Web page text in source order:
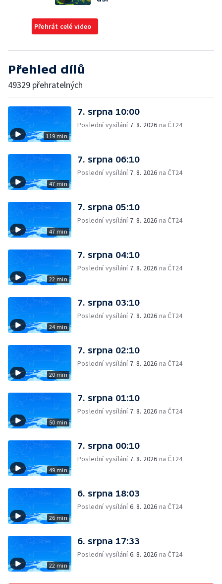
Přehrát celé video
Přehled dílů
49329 přehratelných
119 min
7. srpna 10:00
Poslední vysílání 7. 8. 2026 na ČT24
47 min
7. srpna 06:10
Poslední vysílání 7. 8. 2026 na ČT24
47 min
7. srpna 05:10
Poslední vysílání 7. 8. 2026 na ČT24
22 min
7. srpna 04:10
Poslední vysílání 7. 8. 2026 na ČT24
24 min
7. srpna 03:10
Poslední vysílání 7. 8. 2026 na ČT24
20 min
7. srpna 02:10
Poslední vysílání 7. 8. 2026 na ČT24
50 min
7. srpna 01:10
Poslední vysílání 7. 8. 2026 na ČT24
49 min
7. srpna 00:10
Poslední vysílání 7. 8. 2026 na ČT24
26 min
6. srpna 18:03
Poslední vysílání6. 8. 2026 na ČT24
22 min
6. srpna 17:33
Poslední vysílání6. 8. 2026 na ČT24